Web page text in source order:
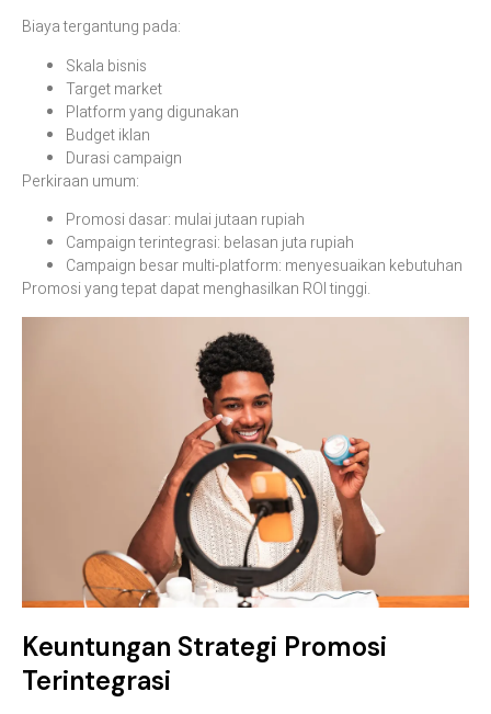
Biaya tergantung pada:
Skala bisnis
Target market
Platform yang digunakan
Budget iklan
Durasi campaign
Perkiraan umum:
Promosi dasar: mulai jutaan rupiah
Campaign terintegrasi: belasan juta rupiah
Campaign besar multi-platform: menyesuaikan kebutuhan
Promosi yang tepat dapat menghasilkan ROI tinggi.
Keuntungan Strategi Promosi
Terintegrasi